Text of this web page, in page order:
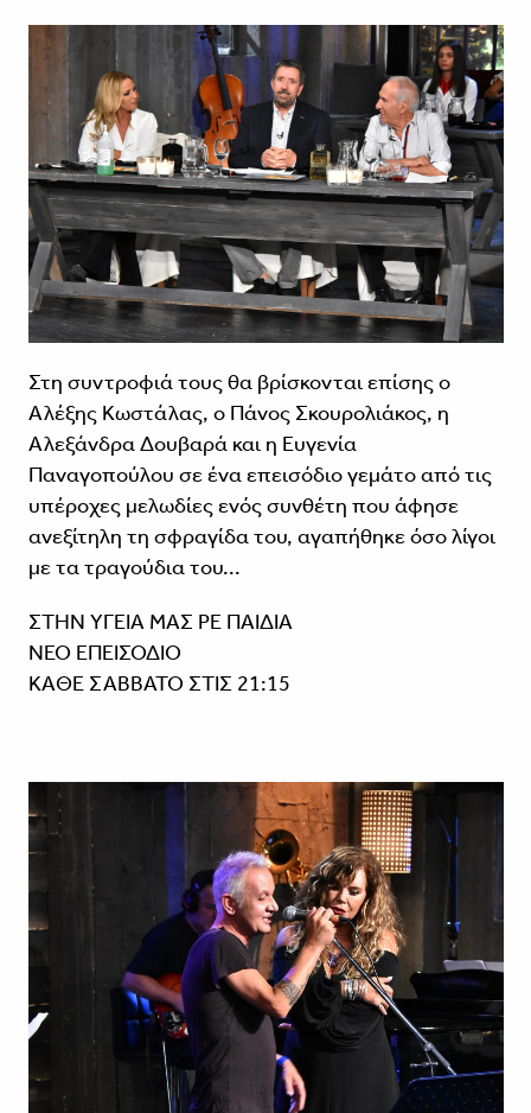
Στη συντροφιά τους θα βρίσκονται επίσης ο
Αλέξης Κωστάλας, ο Πάνος Σκουρολιάκος, η
Αλεξάνδρα Δουβαρά και η Ευγενία
Παναγοπούλου σε ένα επεισόδιο γεμάτο από τις
υπέροχες μελωδίες ενός συνθέτη που άφησε
ανεξίτηλη τη σφραγίδα του, αγαπήθηκε όσο λίγοι
με τα τραγούδια του...
ΣΤΗΝ ΥΓΕΙΑ ΜΑΣ ΡΕ ΠΑΙΔΙΑ
ΝΕΟ ΕΠΕΙΣΟΔΙΟ
ΚΑΘΕ ΣΑΒΒΑΤΟ ΣΤΙΣ 21:15